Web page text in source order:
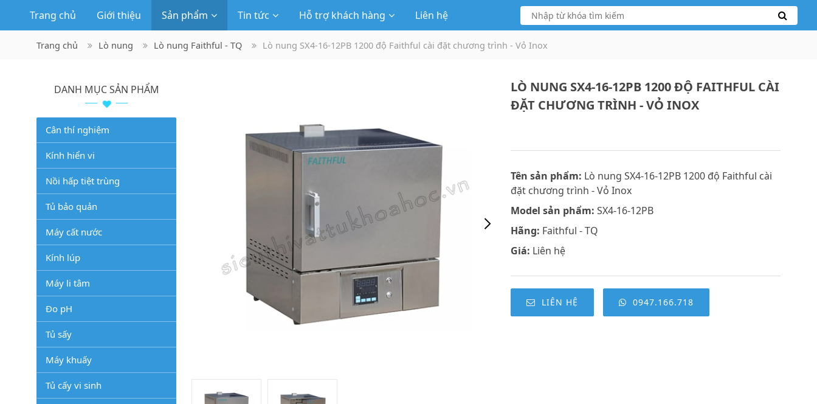
Trang chủ Giới thiệu Sản phẩm Tin tức Hỗ trợ khách hàng Liên hệ
Trang chủ Lò nung Lò nung Faithful - TQ Lò nung SX4-16-12PB 1200 độ Faithful cài đặt chương trình - Vỏ Inox
LÒ NUNG SX4-16-12PB 1200 ĐỘ FAITHFUL CÀI
ĐẶT CHƯƠNG TRÌNH - VỎ INOX
Tên sản phẩm: Lò nung SX4-16-12PB 1200 độ Faithful cài
đặt chương trình - Vỏ Inox
Model sản phẩm: SX4-16-12PB
Hãng: Faithful - TQ
Giá: Liên hệ
LIÊN HỆ 0947.166.718
DANH MỤC SẢN PHẨM
Cân thí nghiệm
Kính hiển vi
Nồi hấp tiệt trùng
Tủ bảo quản
Máy cất nước
Kính lúp
Máy li tâm
Đo pH
Tủ sấy
Máy khuấy
Tủ cấy vi sinh